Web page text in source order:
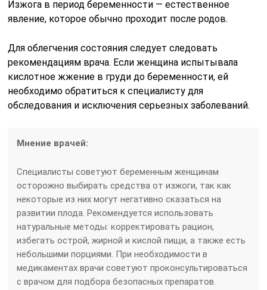
Изжога в период беременности — естественное
явление, которое обычно проходит после родов.
Для облегчения состояния следует следовать
рекомендациям врача. Если женщина испытывала
кислотное жжение в груди до беременности, ей
необходимо обратиться к специалисту для
обследования и исключения серьезных заболеваний.
Мнение врачей:
Специалисты советуют беременным женщинам
осторожно выбирать средства от изжоги, так как
некоторые из них могут негативно сказаться на
развитии плода. Рекомендуется использовать
натуральные методы: корректировать рацион,
избегать острой, жирной и кислой пищи, а также есть
небольшими порциями. При необходимости в
медикаментах врачи советуют проконсультироваться
с врачом для подбора безопасных препаратов.